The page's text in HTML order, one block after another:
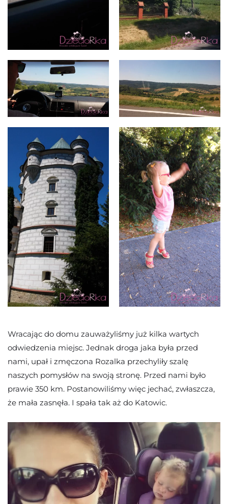
Wracając do domu zauważyliśmy już kilka wartych
odwiedzenia miejsc. Jednak droga jaka była przed
nami, upał i zmęczona Rozalka przechyliły szalę
naszych pomysłów na swoją stronę. Przed nami było
prawie 350 km. Postanowiliśmy więc jechać, zwłaszcza,
że mała zasnęła. I spała tak aż do Katowic.